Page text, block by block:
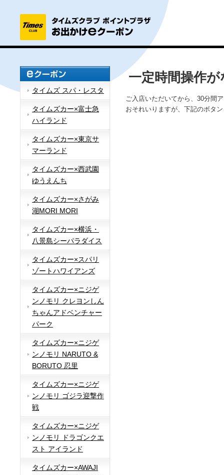
タイムズ スパ・レスタ
タイムズカー×富士急
ハイランド
タイムズカー×東京サ
マーランド
タイムズカー×西武園
ゆうえんち
タイムズカー×さがみ
湖MORI MORI
タイムズカー×横浜・
八景島シーパラダイス
タイムズカー×スパリ
ゾートハワイアンズ
タイムズカー×ニジゲ
ンノモリ クレヨンしん
ちゃんアドベンチャー
パーク
タイムズカー×ニジゲ
ンノモリ NARUTO &
BORUTO 忍里
タイムズカー×ニジゲ
ンノモリ ゴジラ迎撃作
戦
タイムズカー×ニジゲ
ンノモリ ドラゴンクエ
スト アイランド
タイムズカー×AWAJI
一定時間操作
ご入店いただいてから、30分間
おそれいりますが、下記のボタ